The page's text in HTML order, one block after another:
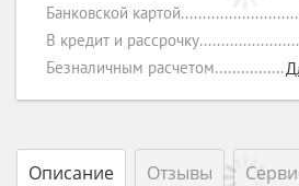
Банковской картой
В кредит и рассрочку
Безналичным расчетом
Описание Отзывы